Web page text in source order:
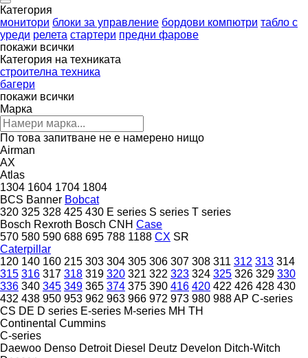
Категория
монитори блоки за управление бордови компютри табло с
уреди релета стартери предни фарове
покажи всички
Категория на техниката
строителна техника
багери
покажи всички
Марка
По това запитване не е намерено нищо
Airman
AX
Atlas
1304 1604 1704 1804
BCS Banner Bobcat
320 325 328 425 430 E series S series T series
Bosch Rexroth Bosch CNH Case
570 580 590 688 695 788 1188 CX SR
Caterpillar
120 140 160 215 303 304 305 306 307 308 311 312 313 314
315 316 317 318 319 320 321 322 323 324 325 326 329 330
336 340 345 349 365 374 375 390 416 420 422 426 428 430
432 438 950 953 962 963 966 972 973 980 988AP C-series
CS DE D series E-series M-series MH TH
Continental Cummins
C-series
Daewoo Denso Detroit Diesel Deutz Develon Ditch-Witch